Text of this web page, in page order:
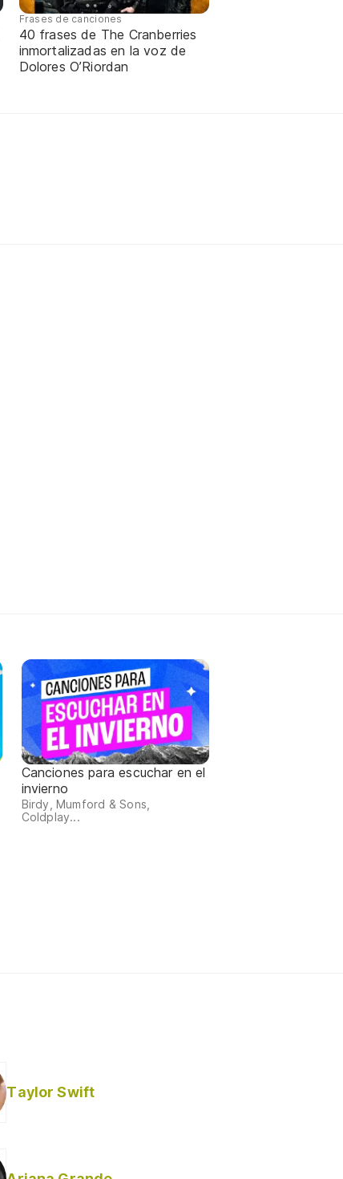
Frases de canciones
40 frases de The Cranberries
inmortalizadas en la voz de
Dolores O’Riordan
Canciones para escuchar en el
invierno
Birdy, Mumford & Sons,
Coldplay...
Taylor Swift